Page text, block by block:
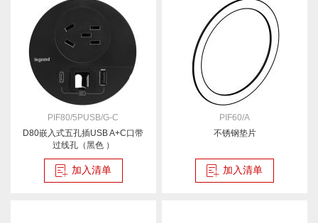
PIF80/5PUSB/G-C
D80嵌入式五孔插USB A+C口带
过线孔（黑色 ）
加入清单
PIF60/A
不锈钢垫片
加入清单